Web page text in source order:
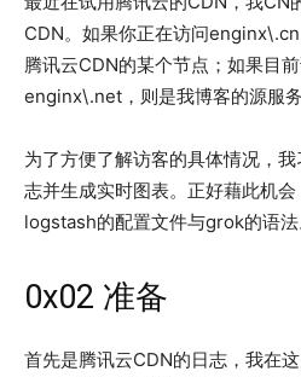
CDN。如果你正在访问
腾讯云CDN的某个节点；如果目
enginx\.net，则是我博客的源服务
为了方便了解访客的具体情况，
志并生成实时图表。正好藉此机
logstash的配置文件与grok的语法
0x02 准备
首先是腾讯云CDN的日志，我在